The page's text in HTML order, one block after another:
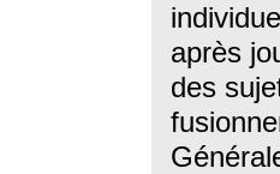
après
des